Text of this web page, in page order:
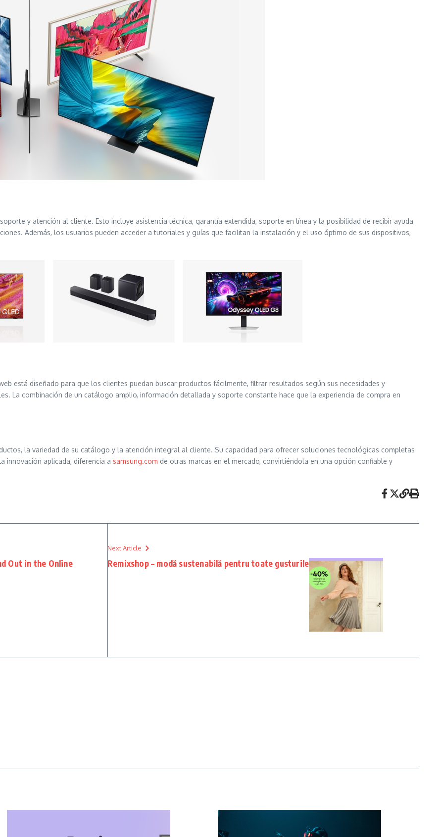
y atención al cliente. Esto incluye asistencia técnica, garantía extendida, soporte en línea y la posibilidad de recibir ayuda
Además, los usuarios pueden acceder a tutoriales y guías que facilitan la instalación y el uso óptimo de sus dispositivos,
está diseñado para que los clientes puedan buscar productos fácilmente, filtrar resultados según sus necesidades y
La combinación de un catálogo amplio, información detallada y soporte constante hace que la experiencia de compra en
la variedad de su catálogo y la atención integral al cliente. Su capacidad para ofrecer soluciones tecnológicas completas
innovación aplicada, diferencia a samsung.com de otras marcas en el mercado, convirtiéndola en una opción confiable y
Out in the Online
Next Article
Remixshop – modă sustenabilă pentru toate gusturile